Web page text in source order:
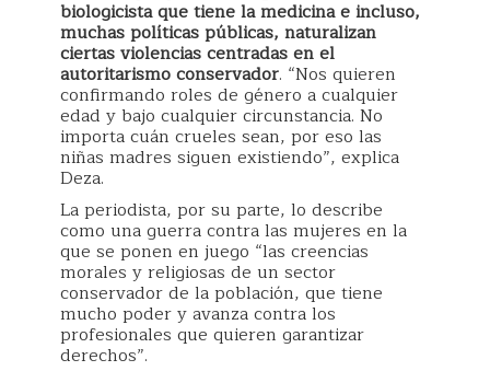
biologicista que tiene la medicina e incluso,
muchas políticas públicas, naturalizan
ciertas violencias centradas en el
autoritarismo conservador. “Nos quieren
confirmando roles de género a cualquier
edad y bajo cualquier circunstancia. No
importa cuán crueles sean, por eso las
niñas madres siguen existiendo”, explica
Deza.
La periodista, por su parte, lo describe
como una guerra contra las mujeres en la
que se ponen en juego “las creencias
morales y religiosas de un sector
conservador de la población, que tiene
mucho poder y avanza contra los
profesionales que quieren garantizar
derechos”.